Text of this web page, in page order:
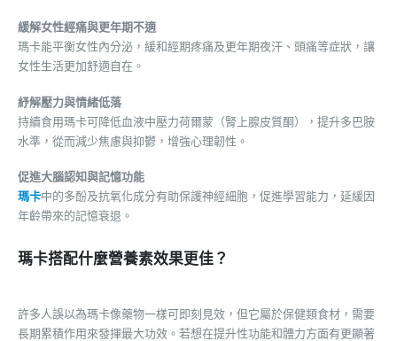
緩解女性經痛與更年期不適
瑪卡能平衡女性內分泌，緩和經期疼痛及更年期夜汗、頭痛等症狀，讓
女性生活更加舒適自在。
紓解壓力與情緒低落
持續食用瑪卡可降低血液中壓力荷爾蒙（腎上腺皮質酮），提升多巴胺
水準，從而減少焦慮與抑鬱，增強心理韌性。
促進大腦認知與記憶功能
瑪卡中的多酚及抗氧化成分有助保護神經細胞，促進學習能力，延緩因
年齡帶來的記憶衰退。
瑪卡搭配什麼營養素效果更佳？
許多人誤以為瑪卡像藥物一樣可即刻見效，但它屬於保健類食材，需要
長期累積作用來發揮最大功效。若想在提升性功能和體力方面有更顯著